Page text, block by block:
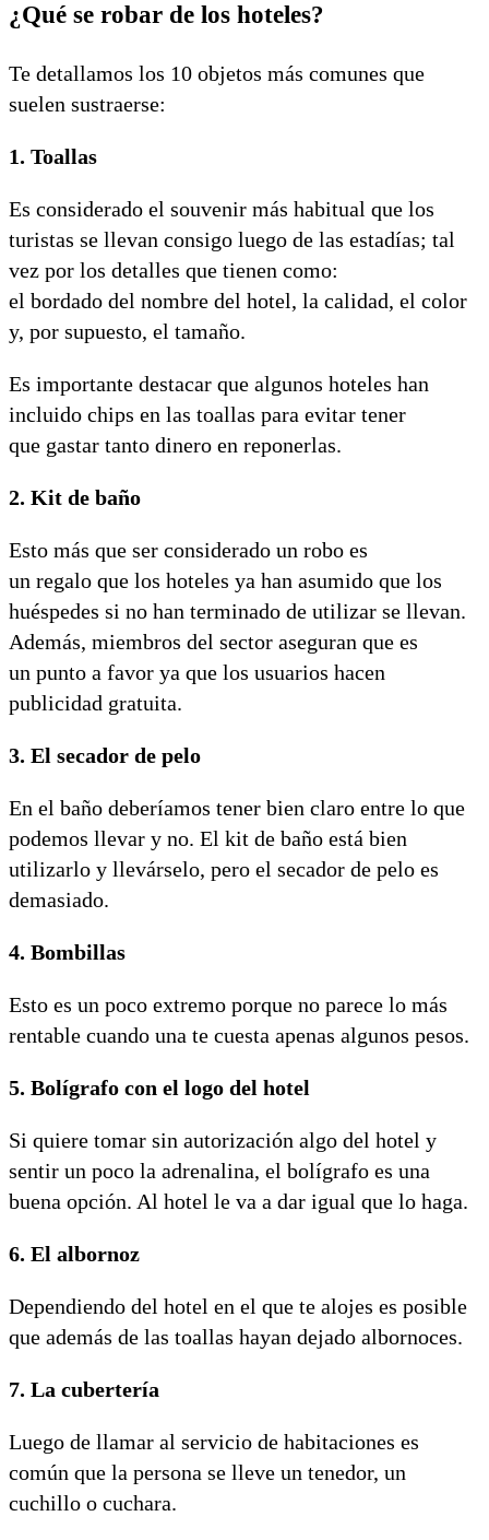
¿Qué se robar de los hoteles?
Te detallamos los 10 objetos más comunes que
suelen sustraerse:
1. Toallas
Es considerado el souvenir más habitual que los
turistas se llevan consigo luego de las estadías; tal
vez por los detalles que tienen como:
el bordado del nombre del hotel, la calidad, el color
y, por supuesto, el tamaño.
Es importante destacar que algunos hoteles han
incluido chips en las toallas para evitar tener
que gastar tanto dinero en reponerlas.
2. Kit de baño
Esto más que ser considerado un robo es
un regalo que los hoteles ya han asumido que los
huéspedes si no han terminado de utilizar se llevan.
Además, miembros del sector aseguran que es
un punto a favor ya que los usuarios hacen
publicidad gratuita.
3. El secador de pelo
En el baño deberíamos tener bien claro entre lo que
podemos llevar y no. El kit de baño está bien
utilizarlo y llevárselo, pero el secador de pelo es
demasiado.
4. Bombillas
Esto es un poco extremo porque no parece lo más
rentable cuando una te cuesta apenas algunos pesos.
5. Bolígrafo con el logo del hotel
Si quiere tomar sin autorización algo del hotel y
sentir un poco la adrenalina, el bolígrafo es una
buena opción. Al hotel le va a dar igual que lo haga.
6. El albornoz
Dependiendo del hotel en el que te alojes es posible
que además de las toallas hayan dejado albornoces.
7. La cubertería
Luego de llamar al servicio de habitaciones es
común que la persona se lleve un tenedor, un
cuchillo o cuchara.